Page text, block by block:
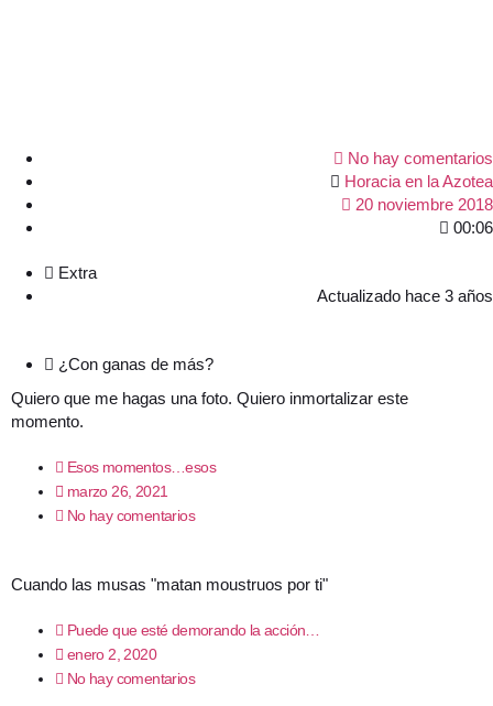
No hay comentarios
Horacia en la Azotea
20 noviembre 2018
00:06
Extra
Actualizado hace 3 años
¿Con ganas de más?
Quiero que me hagas una foto. Quiero inmortalizar este
momento.
Esos momentos…esos
marzo 26, 2021
No hay comentarios
Cuando las musas "matan moustruos por ti"
Puede que esté demorando la acción…
enero 2, 2020
No hay comentarios